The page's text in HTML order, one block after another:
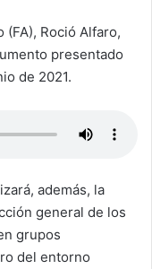
Roció Alfaro,
presentado
de 2021.
además, la
general de los
grupos
del entorno